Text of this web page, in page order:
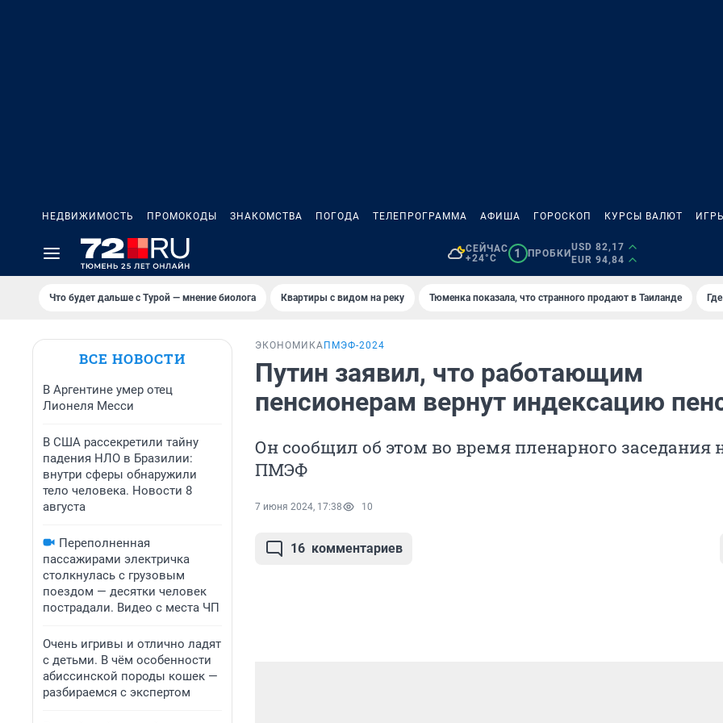
НЕДВИЖИМОСТЬ ПРОМОКОДЫ ЗНАКОМСТВА ПОГОДА ТЕЛЕПРОГРАММА АФИША ГОРОСКОП КУРСЫ ВАЛЮТ ИГРЫ
СЕЙЧАС
+24°C
1 ПРОБКИ
USD 82,17
EUR 94,84
Что будет дальше с Турой — мнение биолога Квартиры с видом на реку Тюменка показала, что странного продают в Таиланде
ВСЕ НОВОСТИ
В Аргентине умер отец
Лионеля Месси
В США рассекретили тайну
падения НЛО в Бразилии:
внутри сферы обнаружили
тело человека. Новости 8
августа
Переполненная
пассажирами электричка
столкнулась с грузовым
поездом — десятки человек
пострадали. Видео с места ЧП
Очень игривы и отлично ладят
с детьми. В чём особенности
абиссинской породы кошек —
разбираемся с экспертом
ЭКОНОМИКА ПМЭФ-2024
Путин заявил, что работающим
пенсионерам вернут индексацию
Он сообщил об этом во время пленарного заседания
ПМЭФ
7 июня 2024, 17:38 10
16 комментариев